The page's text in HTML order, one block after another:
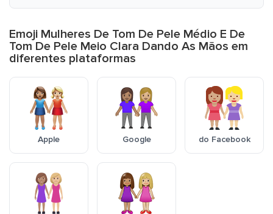
Emoji Mulheres De Tom De Pele Médio E De
Tom De Pele Meio Clara Dando As Mãos em
diferentes plataformas
Apple Google do Facebook